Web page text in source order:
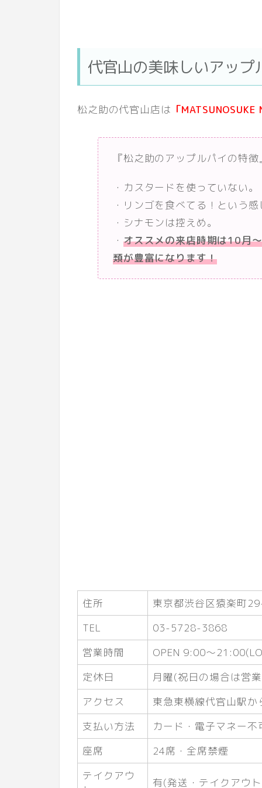
代官山の美味しいアップ
松之助の代官山店は 「MATSUNOSUKE
『松之助のアップルパイの特徴
・カスタードを使っていない。
・リンゴを食べてる！という
・シナモンは控えめ。
・ オススメの来店時期は10月
類が豊富になります！
住所
東京都渋谷区猿楽町
TEL
03-5728-3868
営業時間
OPEN 9:00～
定休日
月曜(祝日の場合は営
アクセス
東急東横線代官山駅か
支払い方法
カード・電子マネー不
座席
24席・全席禁煙
テイクアウ
有(発送・テイクアウ